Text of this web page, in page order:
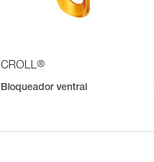
CROLL®
Bloqueador ventral